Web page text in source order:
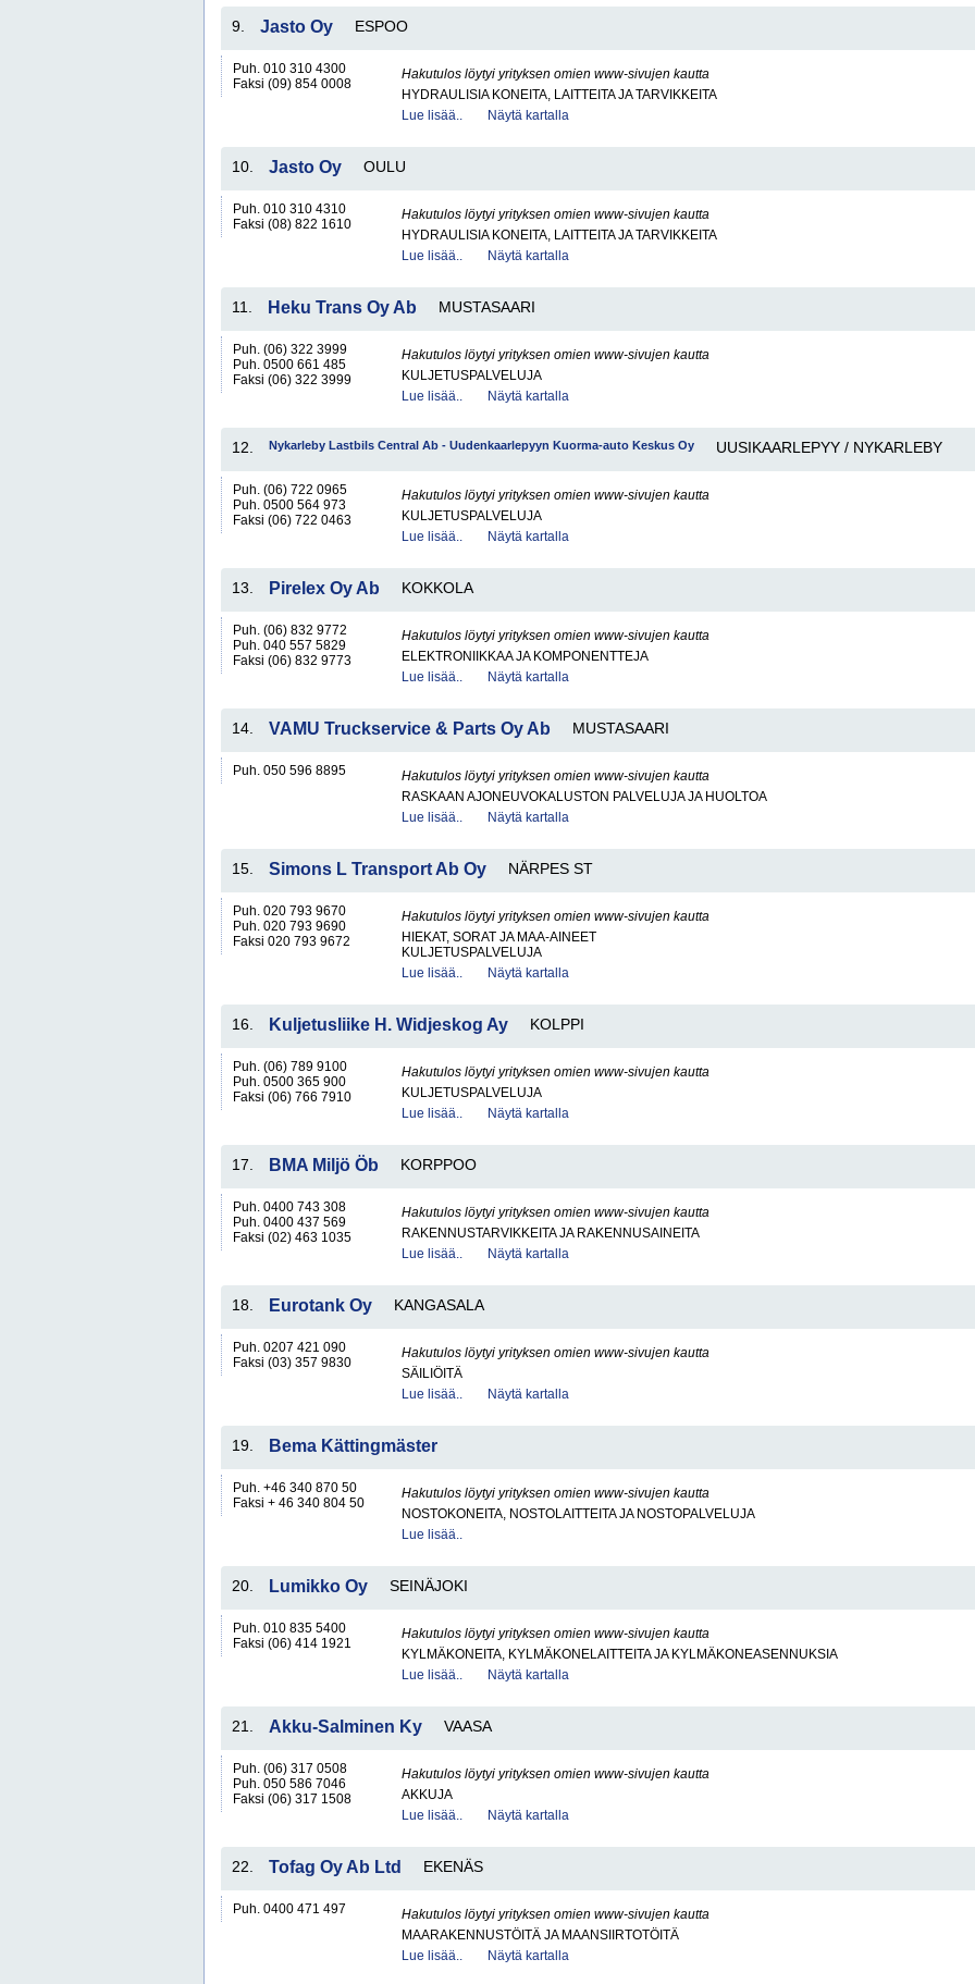
9. Jasto Oy ESPOO
Puh. 010 310 4300
Faksi (09) 854 0008
Hakutulos löytyi yrityksen omien www-sivujen kautta
HYDRAULISIA KONEITA, LAITTEITA JA TARVIKKEITA
Lue lisää..
Näytä kartalla
10. Jasto Oy OULU
Puh. 010 310 4310
Faksi (08) 822 1610
Hakutulos löytyi yrityksen omien www-sivujen kautta
HYDRAULISIA KONEITA, LAITTEITA JA TARVIKKEITA
Lue lisää..
Näytä kartalla
11. Heku Trans Oy Ab MUSTASAARI
Puh. (06) 322 3999
Puh. 0500 661 485
Faksi (06) 322 3999
Hakutulos löytyi yrityksen omien www-sivujen kautta
KULJETUSPALVELUJA
Lue lisää..
Näytä kartalla
12. Nykarleby Lastbils Central Ab - Uudenkaarlepyyn Kuorma-auto Keskus Oy UUSIKAARLEPYY / NYKARLEBY
Puh. (06) 722 0965
Puh. 0500 564 973
Faksi (06) 722 0463
Hakutulos löytyi yrityksen omien www-sivujen kautta
KULJETUSPALVELUJA
Lue lisää..
Näytä kartalla
13. Pirelex Oy Ab KOKKOLA
Puh. (06) 832 9772
Puh. 040 557 5829
Faksi (06) 832 9773
Hakutulos löytyi yrityksen omien www-sivujen kautta
ELEKTRONIIKKAA JA KOMPONENTTEJA
Lue lisää..
Näytä kartalla
14. VAMU Truckservice & Parts Oy Ab MUSTASAARI
Puh. 050 596 8895
Hakutulos löytyi yrityksen omien www-sivujen kautta
RASKAAN AJONEUVOKALUSTON PALVELUJA JA HUOLTOA
Lue lisää..
Näytä kartalla
15. Simons L Transport Ab Oy NÄRPES ST
Puh. 020 793 9670
Puh. 020 793 9690
Faksi 020 793 9672
Hakutulos löytyi yrityksen omien www-sivujen kautta
HIEKAT, SORAT JA MAA-AINEET
KULJETUSPALVELUJA
Lue lisää..
Näytä kartalla
16. Kuljetusliike H. Widjeskog Ay KOLPPI
Puh. (06) 789 9100
Puh. 0500 365 900
Faksi (06) 766 7910
Hakutulos löytyi yrityksen omien www-sivujen kautta
KULJETUSPALVELUJA
Lue lisää..
Näytä kartalla
17. BMA Miljö Öb KORPPOO
Puh. 0400 743 308
Puh. 0400 437 569
Faksi (02) 463 1035
Hakutulos löytyi yrityksen omien www-sivujen kautta
RAKENNUSTARVIKKEITA JA RAKENNUSAINEITA
Lue lisää..
Näytä kartalla
18. Eurotank Oy KANGASALA
Puh. 0207 421 090
Faksi (03) 357 9830
Hakutulos löytyi yrityksen omien www-sivujen kautta
SÄILIÖITÄ
Lue lisää..
Näytä kartalla
19. Bema Kättingmäster
Puh. +46 340 870 50
Faksi + 46 340 804 50
Hakutulos löytyi yrityksen omien www-sivujen kautta
NOSTOKONEITA, NOSTOLAITTEITA JA NOSTOPALVELUJA
Lue lisää..
20. Lumikko Oy SEINÄJOKI
Puh. 010 835 5400
Faksi (06) 414 1921
Hakutulos löytyi yrityksen omien www-sivujen kautta
KYLMÄKONEITA, KYLMÄKONELAITTEITA JA KYLMÄKONEASENNUKSIA
Lue lisää..
Näytä kartalla
21. Akku-Salminen Ky VAASA
Puh. (06) 317 0508
Puh. 050 586 7046
Faksi (06) 317 1508
Hakutulos löytyi yrityksen omien www-sivujen kautta
AKKUJA
Lue lisää..
Näytä kartalla
22. Tofag Oy Ab Ltd EKENÄS
Puh. 0400 471 497
Hakutulos löytyi yrityksen omien www-sivujen kautta
MAARAKENNUSTÖITÄ JA MAANSIIRTOTÖITÄ
Lue lisää..
Näytä kartalla